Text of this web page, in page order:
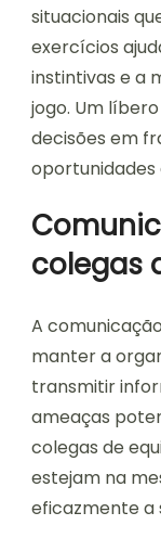
situacionais
exercícios
instintivas e a
jogo. Um
decisões em
oportunidades
colegas
A
manter a
transmitir
ameaças
colegas de
estejam na
eficazmente a